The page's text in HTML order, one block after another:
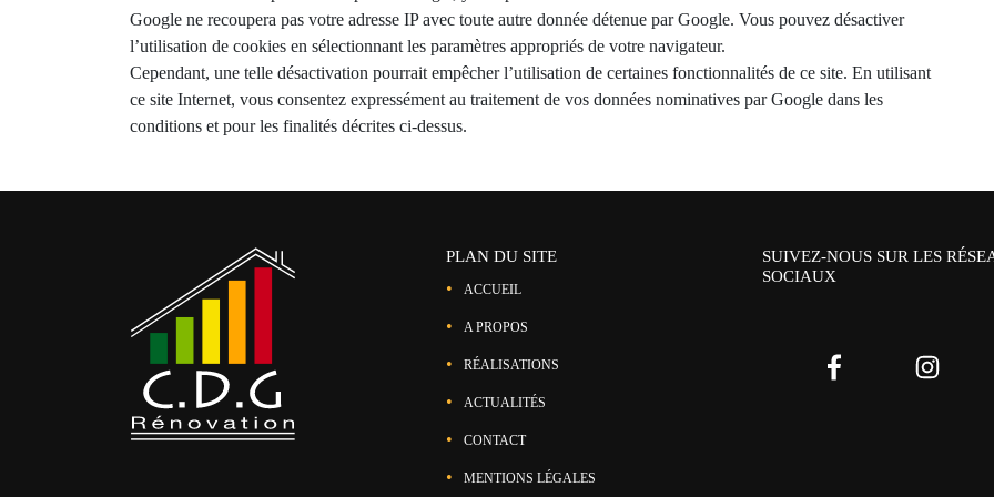
Google ne recoupera pas votre adresse IP avec toute autre donnée détenue par Google. Vous pouvez désactiver
l’utilisation de cookies en sélectionnant les paramètres appropriés de votre navigateur.
Cependant, une telle désactivation pourrait empêcher l’utilisation de certaines fonctionnalités de ce site. En utilisant
ce site Internet, vous consentez expressément au traitement de vos données nominatives par Google dans les
conditions et pour les finalités décrites ci-dessus.
PLAN DU SITE
ACCUEIL
A PROPOS
RÉALISATIONS
ACTUALITÉS
CONTACT
MENTIONS LÉGALES
SUIVEZ-NOUS SUR LES
SOCIAUX